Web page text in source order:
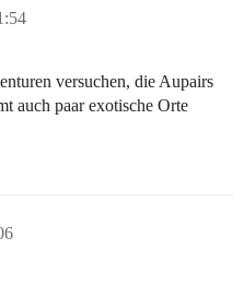
versuchen, die Aupairs
auch paar exotische Orte